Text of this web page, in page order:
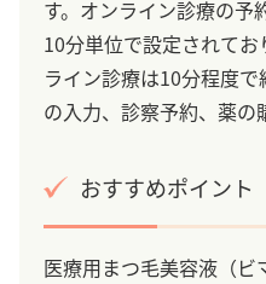
す。オンライン診療の予
10分単位で設定されて
ライン診療は10分程度
の入力、診察予約、薬の
おすすめポイント
医療用まつ毛美容液（